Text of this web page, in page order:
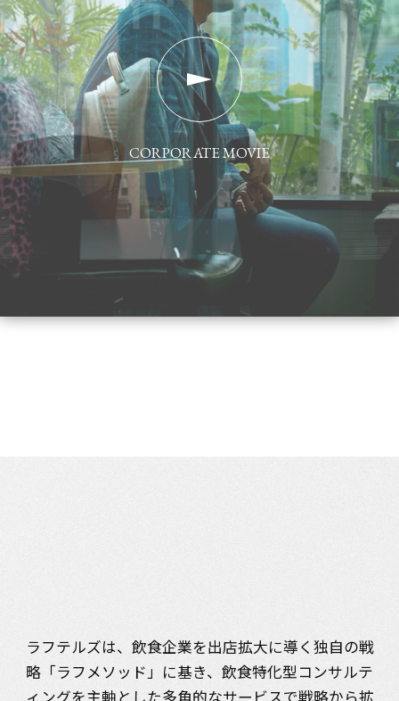
CORPORATE MOVIE
戦略から実現まで伴走
ラフテルズは、飲食企業を出店拡大に導く独自の戦
略「ラフメソッド」に基き、 飲食特化型コンサルテ